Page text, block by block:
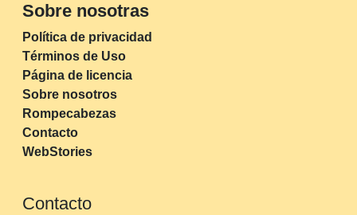
Sobre nosotras
Política de privacidad
Términos de Uso
Página de licencia
Sobre nosotros
Rompecabezas
Contacto
WebStories
Contacto